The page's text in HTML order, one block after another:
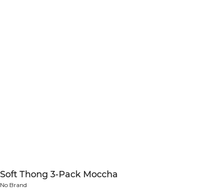
Soft Thong 3-Pack Moccha
No Brand